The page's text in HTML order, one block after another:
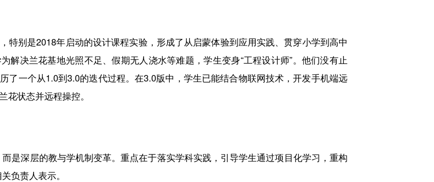
别是2018年启动的设计课程实验，形成了从启蒙体验到应用实践、贯穿小学到高中
解决兰花基地光照不足、假期无人浇水等难题，学生变身“工程设计师”。他们没有止
了一个从1.0到3.0的迭代过程。在3.0版中，学生已能结合物联网技术，开发手机端远
状态并远程操控。
深层的教与学机制变革。重点在于落实学科实践，引导学生通过项目化学习，重构
负责人表示。